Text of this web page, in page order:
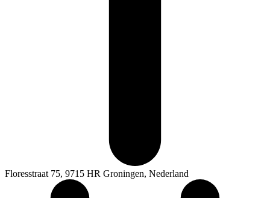
Floresstraat 75, 9715 HR Groningen, Nederland